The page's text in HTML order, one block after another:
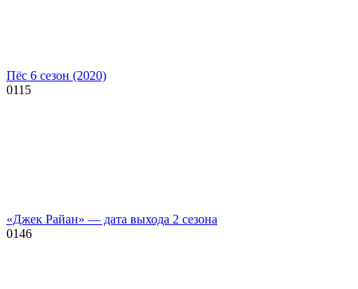
Пёс 6 сезон (2020)
0115
«Джек Райан» — дата выхода 2 сезона
0146